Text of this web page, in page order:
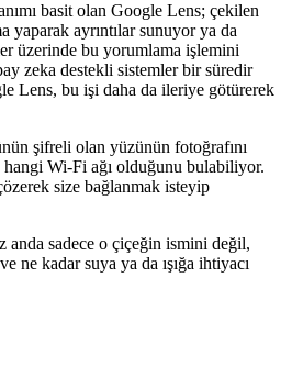
basit olan Google Lens; çekilen
yaparak ayrıntılar sunuyor ya da
üzerinde bu yorumlama işlemini
zeka destekli sistemler bir süredir
Lens, bu işi daha da ileriye götürerek
şifreli olan yüzünün fotoğrafını
Wi-Fi ağı olduğunu bulabiliyor.
size bağlanmak isteyip
sadece o çiçeğin ismini değil,
ne kadar suya ya da ışığa ihtiyacı